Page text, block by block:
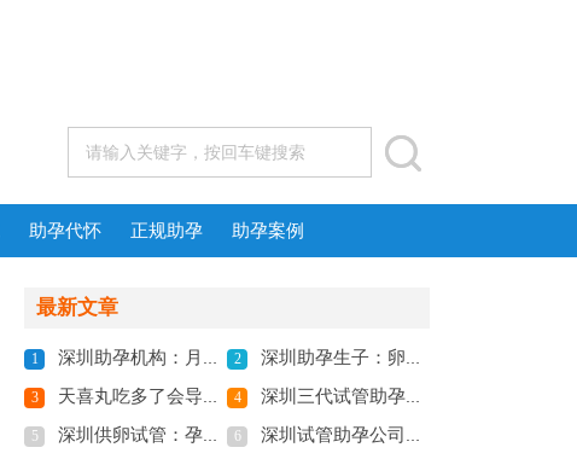
助孕代怀 正规助孕 助孕案例
最新文章
1 深圳助孕机构：月经不调很难怀孕吗,告诉你不孕的真实现象 2 深圳助孕生子：卵子多更容易怀孕还是卵子质量高的容易怀孕？
3 天喜丸吃多了会导致婴儿痴呆吗？了解清楚才能真正放心 4 深圳三代试管助孕：断奶后月经来了能不能瘦,断奶以后体重有什么变化
5 深圳供卵试管：孕中期胎停的原因有哪些，胎停多半和这三点有关 6 深圳试管助孕公司：想让促排流程起的作用更大最好注意这些，早了解早起作用